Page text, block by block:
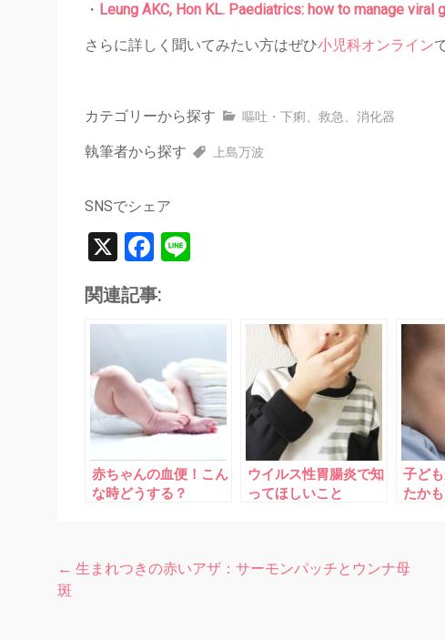
・ Leung AKC, Hon KL. Paediatrics: how to manage viral
さらに詳しく聞いてみたい方はぜひ小児科オンライン
カテゴリーから探す 嘔吐・下痢 救急 消化器
執筆者から探す 上島万波
SNSでシェア
X Facebook
関連記事:
赤ちゃんの血便！こん
な時どうする？
ウイルス性胃腸炎で知
ってほしいこと
子ど
たか
投
稿
← 生まれつきの赤いアザ：サーモンパッチとウンナ母
斑